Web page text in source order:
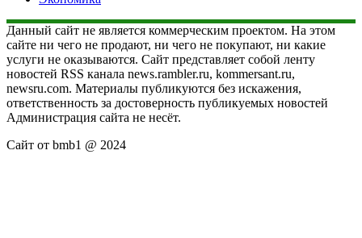
Данный сайт не является коммерческим проектом. На этом
сайте ни чего не продают, ни чего не покупают, ни какие
услуги не оказываются. Сайт представляет собой ленту
новостей RSS канала news.rambler.ru, kommersant.ru,
newsru.com. Материалы публикуются без искажения,
ответственность за достоверность публикуемых новостей
Администрация сайта не несёт.
Сайт от bmb1 @ 2024